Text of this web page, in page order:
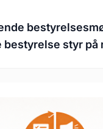
bestyrelse styr på